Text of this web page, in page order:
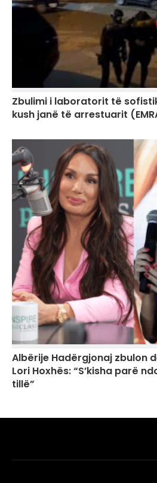
Zbulimi i laboratorit të
kush janë të arrestuarit
Albërije Hadërgjonaj zbulon
Lori Hoxhës: “S’kisha parë
tillë”